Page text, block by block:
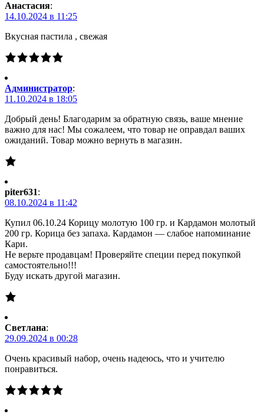
Анастасия:
14.10.2024 в 11:25
Вкусная пастила , свежая
Администратор:
11.10.2024 в 18:05
Добрый день! Благодарим за обратную связь, ваше мнение
важно для нас! Мы сожалеем, что товар не оправдал ваших
ожиданий. Товар можно вернуть в магазин.
piter631:
08.10.2024 в 11:42
Купил 06.10.24 Корицу молотую 100 гр. и Кардамон молотый
200 гр. Корица без запаха. Кардамон — слабое напоминание
Кари.
Не верьте продавцам! Проверяйте специи перед покупкой
самостоятельно!!!
Буду искать другой магазин.
Светлана:
29.09.2024 в 00:28
Очень красивый набор, очень надеюсь, что и учителю
понравиться.